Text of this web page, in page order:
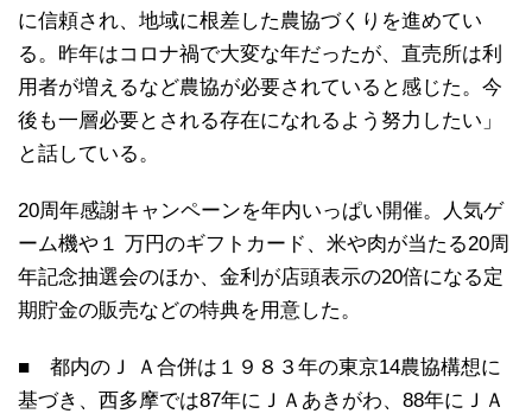
に信頼され、地域に根差した農協づくりを進めてい
る。昨年はコロナ禍で大変な年だったが、直売所は利
用者が増えるなど農協が必要されていると感じた。今
後も一層必要とされる存在になれるよう努力したい」
と話している。
20周年感謝キャンペーンを年内いっぱい開催。人気ゲ
ーム機や１ 万円のギフトカード、米や肉が当たる20周
年記念抽選会のほか、金利が店頭表示の20倍になる定
期貯金の販売などの特典を用意した。
■ 都内のＪ Ａ合併は１９８３年の東京14農協構想に
基づき、西多摩では87年にＪＡあきがわ、88年にＪＡ